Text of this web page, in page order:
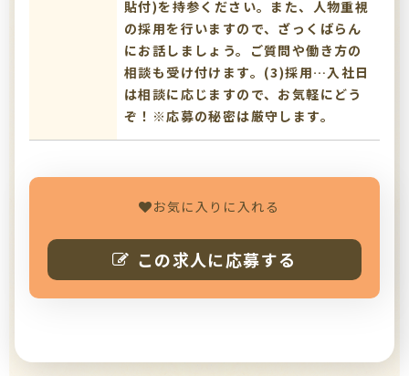
貼付)を持参ください。また、人物重視
の採用を行いますので、ざっくばらん
にお話しましょう。ご質問や働き方の
相談も受け付けます。(3)採用…入社日
は相談に応じますので、お気軽にどう
ぞ！※応募の秘密は厳守します。
お気に入りに入れる
この求人に応募する